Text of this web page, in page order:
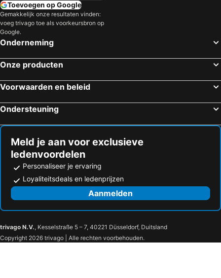
Toevoegen op Google
Gemakkelijk onze resultaten vinden:
voeg trivago toe als voorkeursbron op
Google.
Onderneming
Onze producten
Voorwaarden en beleid
Ondersteuning
Meld je aan voor exclusieve
ledenvoordelen
Personaliseer je ervaring
Loyaliteitsdeals en ledenprijzen
Aanmelden
trivago N.V., Kesselstraße 5 – 7, 40221 Düsseldorf, Duitsland
Copyright 2026 trivago | Alle rechten voorbehouden.